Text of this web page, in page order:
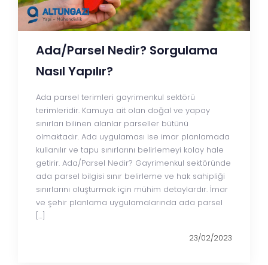
Ada/Parsel Nedir? Sorgulama
Nasıl Yapılır?
Ada parsel terimleri gayrimenkul sektörü
terimleridir. Kamuya ait olan doğal ve yapay
sınırları bilinen alanlar parseller bütünü
olmaktadır. Ada uygulaması ise imar planlamada
kullanılır ve tapu sınırlarını belirlemeyi kolay hale
getirir. Ada/Parsel Nedir? Gayrimenkul sektöründe
ada parsel bilgisi sınır belirleme ve hak sahipliği
sınırlarını oluşturmak için mühim detaylardır. İmar
ve şehir planlama uygulamalarında ada parsel
[…]
23/02/2023